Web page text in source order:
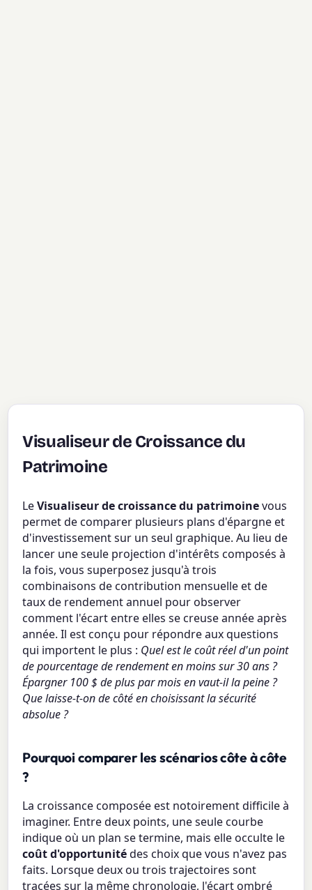
Visualiseur de Croissance du
Patrimoine
LeVisualiseur de croissance du patrimoinevous
permet de comparer plusieurs plans d'épargne et
d'investissement sur un seul graphique. Au lieu de
lancer une seule projection d'intérêts composés à
la fois, vous superposez jusqu'à trois
combinaisons de contribution mensuelle et de
taux de rendement annuel pour observer
comment l'écart entre elles se creuse année après
année. Il est conçu pour répondre aux questions
qui importent le plus : Quel est le coût réel d'un point
de pourcentage de rendement en moins sur 30 ans ?
Épargner 100 $ de plus par mois en vaut-il la peine ?
Que laisse-t-on de côté en choisissant la sécurité
absolue ?
Pourquoi comparer les scénarios côte à côte
?
La croissance composée est notoirement difficile à
imaginer. Entre deux points, une seule courbe
indique où un plan se termine, mais elle occulte le
coût d'opportunitédes choix que vous n'avez pas
faits. Lorsque deux ou trois trajectoires sont
tracées sur la même chronologie, l'écart ombré